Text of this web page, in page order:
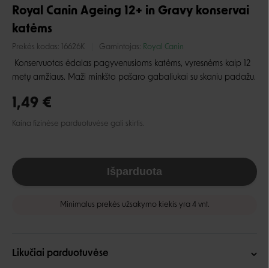
Royal Canin Ageing 12+ in Gravy konservai
katėms
Prekės kodas: 16626K Gamintojas: Royal Canin
Konservuotas ėdalas pagyvenusioms katėms, vyresnėms kaip 12
metų amžiaus. Maži minkšto pašaro gabaliukai su skaniu padažu.
1,49 €
Kaina fizinėse parduotuvėse gali skirtis.
Išparduota
Minimalus prekės užsakymo kiekis yra 4 vnt.
Likučiai parduotuvėse